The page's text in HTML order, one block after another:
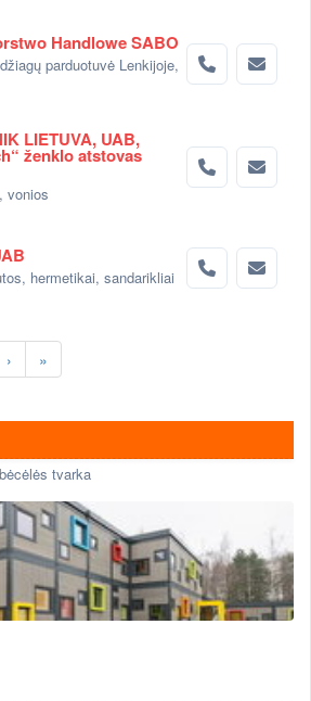
Handlowe SABO
parduotuvė Lenkijoje,
LIETUVA, UAB,
ženklo atstovas
vonios
hermetikai, sandarikliai
› »
tvarka